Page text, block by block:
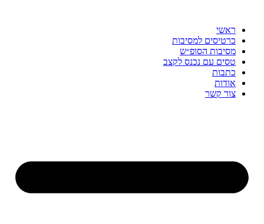
ראשי
כרטיסים למסיבות
מסיבות הסופ״ש
טסים עם נכנס לקצב
כתבות
אודות
צור קשר